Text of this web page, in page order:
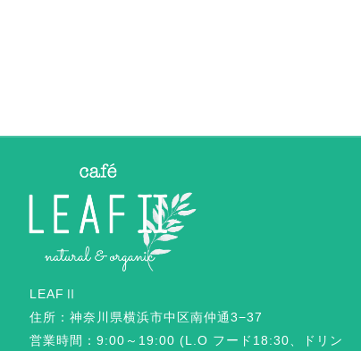
3月の季節メニュー
『ロコモコ』
2017-02-23 2019-02-14
LEAFⅡ
住所：神奈川県横浜市中区南仲通3−37
営業時間：9:00～19:00 (L.O フード18:30、ドリン